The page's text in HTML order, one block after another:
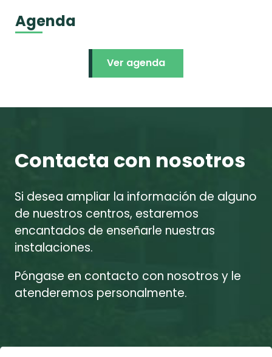
Agenda
Ver agenda
Contacta con nosotros
Si desea ampliar la información de alguno
de nuestros centros, estaremos
encantados de enseñarle nuestras
instalaciones.
Póngase en contacto con nosotros y le
atenderemos personalmente.